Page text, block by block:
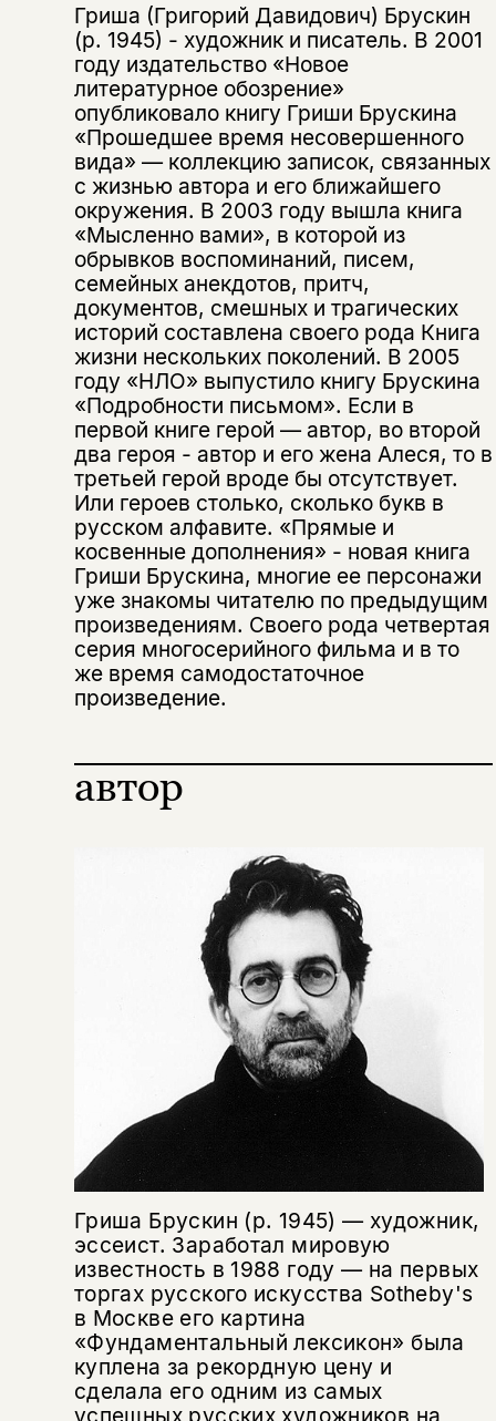
Гриша (Григорий Давидович) Брускин
(р. 1945) - художник и писатель. В 2001
году издательство «Новое
литературное обозрение»
опубликовало книгу Гриши Брускина
«Прошедшее время несовершенного
вида» — коллекцию записок, связанных
с жизнью автора и его ближайшего
окружения. В 2003 году вышла книга
«Мысленно вами», в которой из
обрывков воспоминаний, писем,
семейных анекдотов, притч,
документов, смешных и трагических
историй составлена своего рода Книга
жизни нескольких поколений. В 2005
году «НЛО» выпустило книгу Брускина
«Подробности письмом». Если в
первой книге герой — автор, во второй
два героя - автор и его жена Алеся, то в
третьей герой вроде бы отсутствует.
Или героев столько, сколько букв в
русском алфавите. «Прямые и
косвенные дополнения» - новая книга
Гриши Брускина, многие ее персонажи
уже знакомы читателю по предыдущим
произведениям. Своего рода четвертая
серия многосерийного фильма и в то
же время самодостаточное
произведение.
автор
Гриша Брускин (р. 1945) — художник,
эссеист. Заработал мировую
известность в 1988 году — на первых
торгах русского искусства Sotheby's
в Москве его картина
«Фундаментальный лексикон» была
куплена за рекордную цену и
сделала его одним из самых
успешных русских художников на
Поделиться
Копировать
ссылку
Вконтакте Телеграм
Подписка на рассылку
Раз в неделю мы отправляем рассылку
о книгах и событиях «НЛО».
За подписку дарим промокод на
Я соглашаюсь с Политикой конфиденциальности
нет в продаже.
Вы можете подписаться на
уведомления, и при поступлении книги
на склад получить письмо на указанный
электронный адрес.
Я соглашаюсь с Политикой конфиденциальности
подписаться
не предназначена для
несовершеннолетних
Скажите, пожалуйста,
вам уже исполнилось 18 лет?
нет, вернуться назад